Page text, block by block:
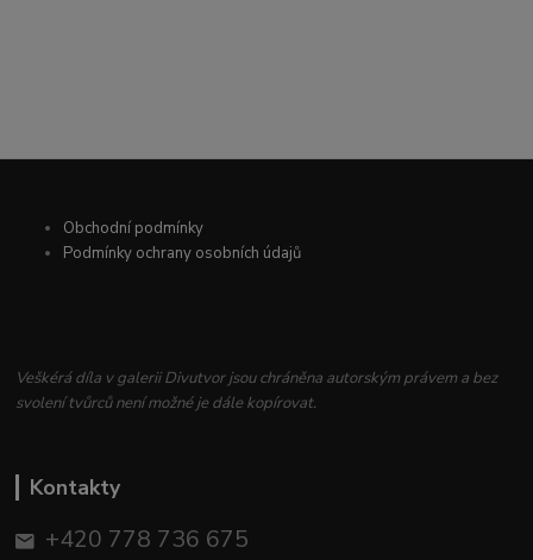
Obchodní podmínky
Podmínky ochrany osobních údajů
Veškérá díla v galerii Divutvor jsou chráněna autorským právem a bez
svolení tvůrců není možné je dále kopírovat.
Kontakty
+420 778 736 675